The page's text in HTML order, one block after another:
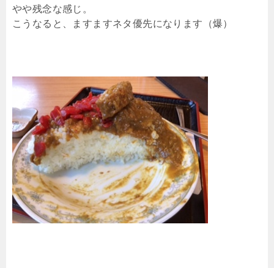
やや残念な感じ。
こうなると、ますますネタ優先になります（爆）